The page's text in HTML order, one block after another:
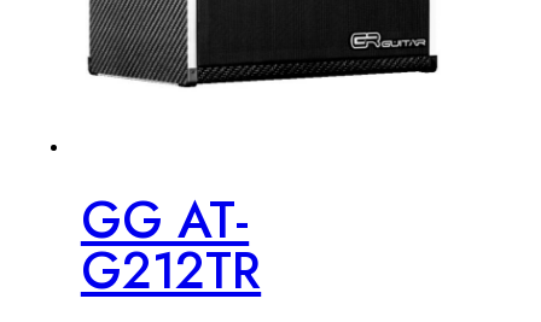
GG AT-
G212TR